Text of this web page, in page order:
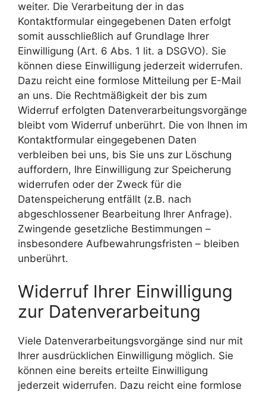
weiter. Die Verarbeitung der in das
Kontaktformular eingegebenen Daten erfolgt
somit ausschließlich auf Grundlage Ihrer
Einwilligung (Art. 6 Abs. 1 lit. a DSGVO). Sie
können diese Einwilligung jederzeit widerrufen.
Dazu reicht eine formlose Mitteilung per E-Mail
an uns. Die Rechtmäßigkeit der bis zum
Widerruf erfolgten Datenverarbeitungsvorgänge
bleibt vom Widerruf unberührt. Die von Ihnen im
Kontaktformular eingegebenen Daten
verbleiben bei uns, bis Sie uns zur Löschung
auffordern, Ihre Einwilligung zur Speicherung
widerrufen oder der Zweck für die
Datenspeicherung entfällt (z.B. nach
abgeschlossener Bearbeitung Ihrer Anfrage).
Zwingende gesetzliche Bestimmungen –
insbesondere Aufbewahrungsfristen – bleiben
unberührt.
Widerruf Ihrer Einwilligung
zur Datenverarbeitung
Viele Datenverarbeitungsvorgänge sind nur mit
Ihrer ausdrücklichen Einwilligung möglich. Sie
können eine bereits erteilte Einwilligung
jederzeit widerrufen. Dazu reicht eine formlose